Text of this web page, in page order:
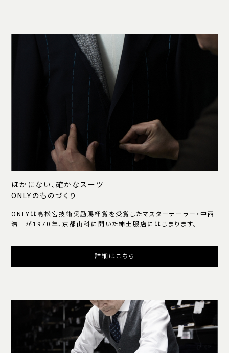
ほかにない、確かなスーツ
ONLYのものづくり
ONLYは高松宮技術奨励賜杯賞を受賞したマスターテーラー・中西
浩一が1970年、京都山科に開いた紳士服店にはじまります。
詳細はこちら